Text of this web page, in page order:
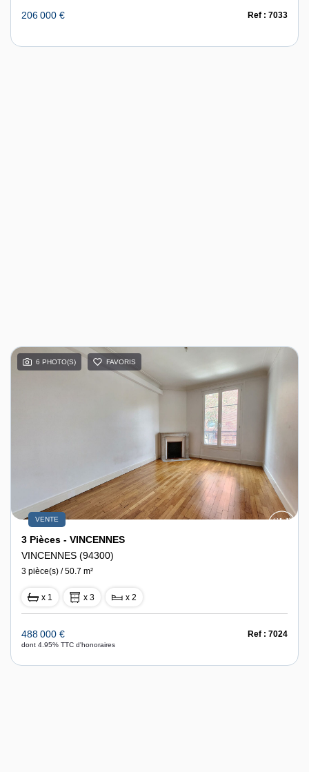
206 000 € Ref : 7033
6 PHOTO(S) FAVORIS
VENTE
3 Pièces - VINCENNES
VINCENNES (94300)
3 pièce(s) / 50.7 m²
x 1 x 3 x 2
488 000 €
dont 4.95% TTC d'honoraires
Ref : 7024